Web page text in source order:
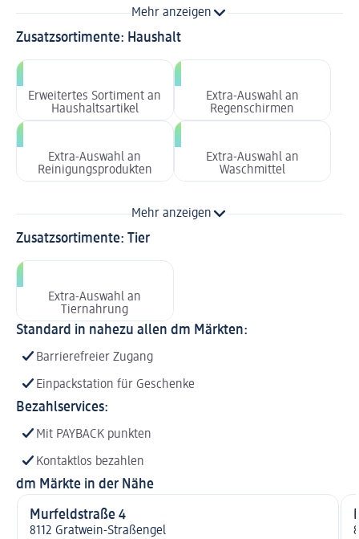
Mehr anzeigen
Zusatzsortimente: Haushalt
Erweitertes Sortiment an
Haushaltsartikel
Extra-Auswahl an
Regenschirmen
Extra-Auswahl an
Reinigungsprodukten
Extra-Auswahl an
Waschmittel
Mehr anzeigen
Zusatzsortimente: Tier
Extra-Auswahl an
Tiernahrung
Standard in nahezu allen dm Märkten:
Barrierefreier Zugang
Einpackstation für Geschenke
Bezahlservices:
Mit PAYBACK punkten
Kontaktlos bezahlen
dm Märkte in der Nähe
Murfeldstraße 4
8112 Gratwein-Straßengel